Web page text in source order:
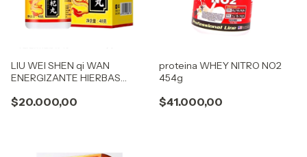
LIU WEI SHEN qi WAN
ENERGIZANTE HIERBAS
$20.000,00
proteina WHEY NITRO NO2
454g
$41.000,00